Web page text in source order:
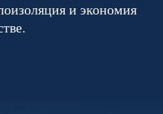
и экономия